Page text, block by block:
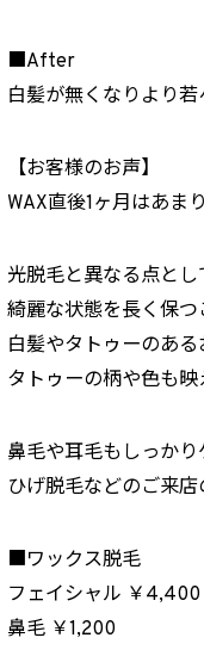
■After
白髪が無くなりより若
【お客様のお声】
WAX直後1ヶ月はあま
光脱毛と異なる点と
綺麗な状態を長く保つ
白髪やタトゥーのある
タトゥーの柄や色も
鼻毛や耳毛もしっか
ひげ脱毛などのご来
■ワックス脱毛
フェイシャル ￥4,400
鼻毛 ￥1,200